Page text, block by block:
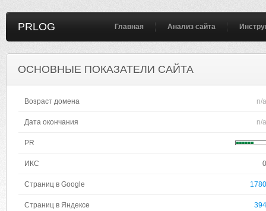
PRLOG Главная Анализ сайта
ОСНОВНЫЕ ПОКАЗАТЕЛИ САЙТА
Возраст домена n/a
Дата окончания n/a
PR
ИКС 0
Страниц в Google 1780
Страниц в Яндексе 394